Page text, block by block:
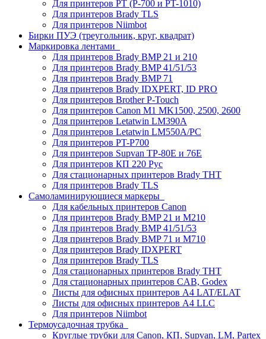
Для принтеров PT (P-700 и PT-1010)
Для принтеров Brady TLS
Для принтеров Niimbot
Бирки ПУЭ (треугольник, круг, квадрат)
Маркировка лентами
Для принтеров Brady BMP 21 и 210
Для принтеров Brady BMP 41/51/53
Для принтеров Brady BMP 71
Для принтеров Brady IDXPERT, ID PRO
Для принтеров Brother P-Touch
Для принтеров Canon M1 MK1500, 2500, 2600
Для принтеров Letatwin LM390A
Для принтеров Letatwin LM550A/PC
Для принтеров PT-P700
Для принтеров Supvan TP-80E и 76E
Для принтеров КП 220 Рус
Для стационарных принтеров Brady THT
Для принтеров Brady TLS
Самоламинирующиеся маркеры
Для кабельных принтеров Canon
Для принтеров Brady BMP 21 и M210
Для принтеров Brady BMP 41/51/53
Для принтеров Brady BMP 71 и M710
Для принтеров Brady IDXPERT
Для принтеров Brady TLS
Для стационарных принтеров Brady THT
Для стационарных принтеров CAB, Godex
Листы для офисных принтеров А4 LAT/ELAT
Листы для офисных принтеров А4 LLC
Для принтеров Niimbot
Термоусадочная трубка
Круглые трубки для Canon, КП, Supvan, LM, Partex